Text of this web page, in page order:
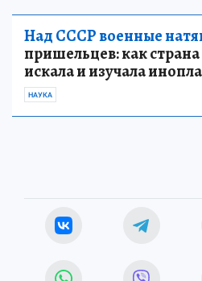
Над СССР военные
пришельцев: как страна
искала и изучала
НАУКА